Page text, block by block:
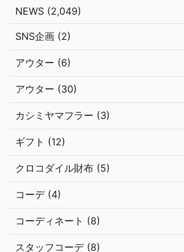
NEWS (2,049)
SNS企画 (2)
アウター (6)
アウター (30)
カシミヤマフラー (3)
ギフト (12)
クロコダイル財布 (5)
コーデ (4)
コーディネート (8)
スタッフコーデ (8)